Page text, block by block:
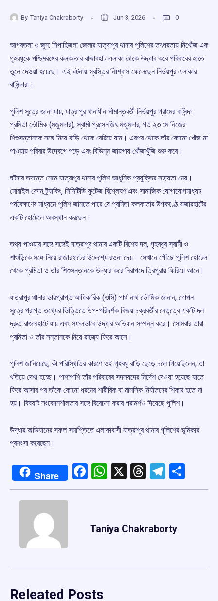
By Taniya Chakraborty Jun 3, 2026 0
আগরতলা ৩ জুন: সিপাহিজলা জেলার যাত্রাপুর থানার পুলিশের তৎপরতায় নিখোঁজ এক
গৃহবধূকে পশ্চিমবঙ্গের কলকাতার রাজারহাট এলাকা থেকে উদ্ধার করে পরিবারের হাতে
তুলে দেওয়া হয়েছে। এই ঘটনায় স্বস্তির নিঃশ্বাস ফেলেছেন নির্ভয়পুর এলাকার
বাসিন্দারা।
পুলিশ সূত্রে জানা যায়, যাত্রাপুর থানাধীন সীমান্তবর্তী নির্ভয়পুর গ্রামের বাসিন্দা
প্রমিতা ভৌমিক (মজুমদার), স্বামী প্রসেনজিৎ মজুমদার, গত ২৩ মে নিজের
শিশুসন্তানকে সঙ্গে নিয়ে বাড়ি থেকে বেরিয়ে যান। এরপর থেকে তাঁর কোনো খোঁজ না
পাওয়ায় পরিবার উদ্বেগে পড়ে এবং বিভিন্ন জায়গায় খোঁজাখুঁজি শুরু করে।
ঘটনার তদন্তে নেমে যাত্রাপুর থানার পুলিশ আধুনিক প্রযুক্তির সহায়তা নেয়।
মোবাইল ফোন ট্র্যাকিং, সিসিটিভি ফুটেজ বিশ্লেষণ এবং সামাজিক যোগাযোগমাধ্যম
পর্যবেক্ষণের মাধ্যমে পুলিশ জানতে পারে যে প্রমিতা কলকাতার উপকণ্ঠে রাজারহাটের
একটি হোটেলে অবস্থান করছেন।
তথ্য পাওয়ার সঙ্গে সঙ্গেই যাত্রাপুর থানার একটি বিশেষ দল, গৃহবধূর স্বামী ও
শাশুড়িকে সঙ্গে নিয়ে রাজারহাটের উদ্দেশ্যে রওনা দেয়। সেখানে পৌঁছে পুলিশ হোটেল
থেকে প্রমিতা ও তাঁর শিশুসন্তানকে উদ্ধার করে নিরাপদে ত্রিপুরায় ফিরিয়ে আনে।
যাত্রাপুর থানার ভারপ্রাপ্ত আধিকারিক (ওসি) পার্থ নাথ ভৌমিক জানান, গোপন
সূত্রে প্রাপ্ত তথ্যের ভিত্তিতে উপ-পরিদর্শক বিজয় চক্রবর্তীর নেতৃত্বে একটি দল
দ্রুত রাজারহাটে যায় এবং সফলভাবে উদ্ধার অভিযান সম্পন্ন করে। সোমবার তারা
প্রমিতা ও তাঁর সন্তানকে নিয়ে রাজ্যে ফিরে আসে।
পুলিশ জানিয়েছে, কী পরিস্থিতির কারণে ওই গৃহবধূ বাড়ি ছেড়ে চলে গিয়েছিলেন, তা
খতিয়ে দেখা হচ্ছে। পাশাপাশি তাঁর পরিবারের সদস্যদের নির্দেশ দেওয়া হয়েছে যাতে
ফিরে আসার পর তাঁকে কোনো ধরনের শারীরিক বা মানসিক নির্যাতনের শিকার হতে না
হয়। বিষয়টি সংবেদনশীলতার সঙ্গে বিবেচনা করার পরামর্শও দিয়েছে পুলিশ।
উদ্ধার অভিযানের সফল সমাপ্তিতে এলাকাবাসী যাত্রাপুর থানার পুলিশের ভূমিকার
প্রশংসা করেছেন।
Share Facebook
WhatsApp
X Threads
Taniya Chakraborty
Releated Posts